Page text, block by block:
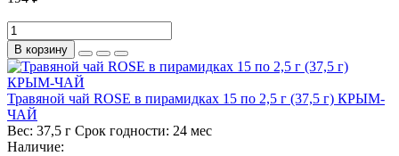
В корзину
Травяной чай ROSE в пирамидках 15 по 2,5 г (37,5 г) КРЫМ-
ЧАЙ
Вес: 37,5 г Срок годности: 24 мес
Наличие: